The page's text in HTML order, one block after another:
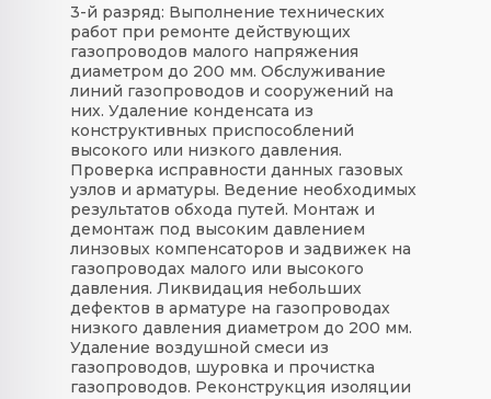
3-й разряд: Выполнение технических
работ при ремонте действующих
газопроводов малого напряжения
диаметром до 200 мм. Обслуживание
линий газопроводов и сооружений на
них. Удаление конденсата из
конструктивных приспособлений
высокого или низкого давления.
Проверка исправности данных газовых
узлов и арматуры. Ведение необходимых
результатов обхода путей. Монтаж и
демонтаж под высоким давлением
линзовых компенсаторов и задвижек на
газопроводах малого или высокого
давления. Ликвидация небольших
дефектов в арматуре на газопроводах
низкого давления диаметром до 200 мм.
Удаление воздушной смеси из
газопроводов, шуровка и прочистка
газопроводов. Реконструкция изоляции